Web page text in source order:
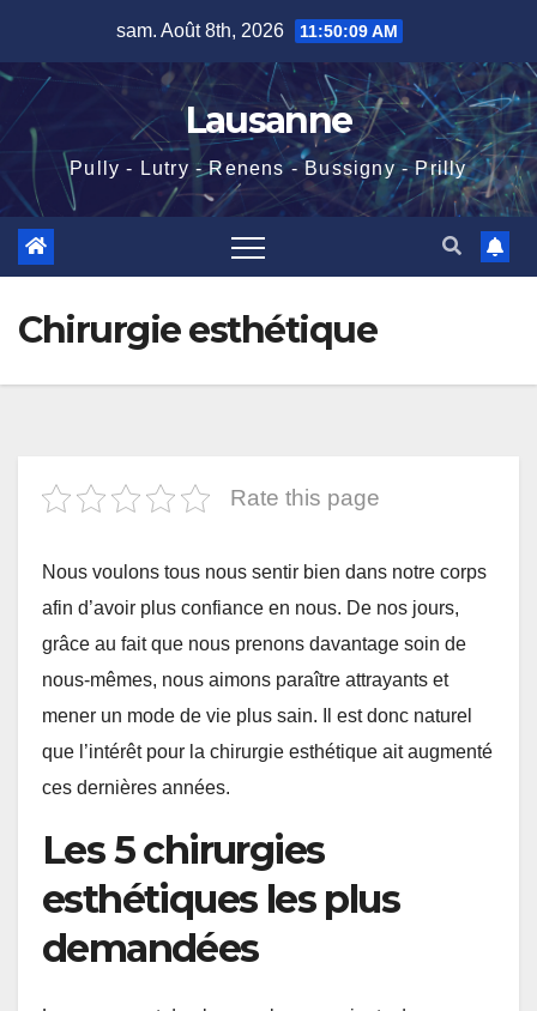
content
sam. Août 8th, 2026 11:50:10 AM
Lausanne
Pully - Lutry - Renens - Bussigny - Prilly
Chirurgie esthétique
Rate this page
Nous voulons tous nous sentir bien dans notre corps
afin d’avoir plus confiance en nous. De nos jours,
grâce au fait que nous prenons davantage soin de
nous-mêmes, nous aimons paraître attrayants et
mener un mode de vie plus sain. Il est donc naturel
que l’intérêt pour la chirurgie esthétique ait augmenté
ces dernières années.
Les 5 chirurgies
esthétiques les plus
demandées